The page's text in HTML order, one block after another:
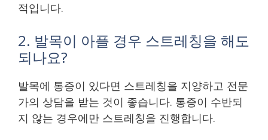
적입니다.
2. 발목이 아플 경우 스트레칭을 해도
되나요?
발목에 통증이 있다면 스트레칭을 지양하고 전문
가의 상담을 받는 것이 좋습니다. 통증이 수반되
지 않는 경우에만 스트레칭을 진행합니다.